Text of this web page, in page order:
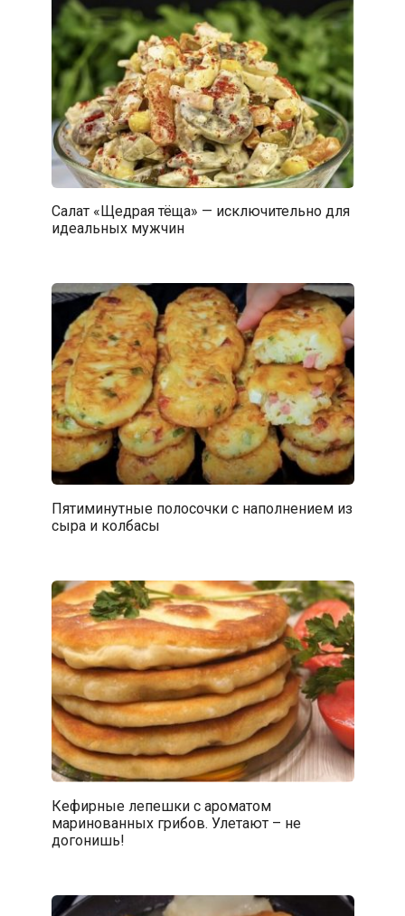
Салат «Щедрая тёща» — исключительно для
идеальных мужчин
Пятиминутные полосочки с наполнением из
сыра и колбасы
Кефирные лепешки с ароматом
маринованных грибов. Улетают – не
догонишь!